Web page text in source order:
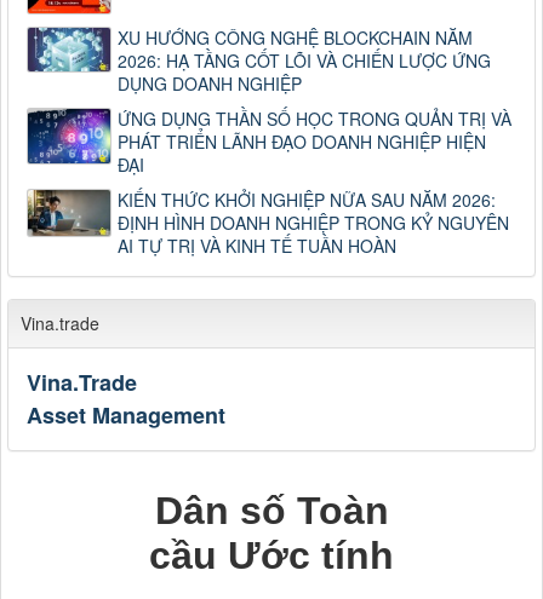
XU HƯỚNG CÔNG NGHỆ BLOCKCHAIN NĂM
2026: HẠ TẦNG CỐT LÕI VÀ CHIẾN LƯỢC ỨNG
DỤNG DOANH NGHIỆP
ỨNG DỤNG THẦN SỐ HỌC TRONG QUẢN TRỊ VÀ
PHÁT TRIỂN LÃNH ĐẠO DOANH NGHIỆP HIỆN
ĐẠI
KIẾN THỨC KHỞI NGHIỆP NỮA SAU NĂM 2026:
ĐỊNH HÌNH DOANH NGHIỆP TRONG KỶ NGUYÊN
AI TỰ TRỊ VÀ KINH TẾ TUẦN HOÀN
Vina.trade
Vina.Trade
Asset Management